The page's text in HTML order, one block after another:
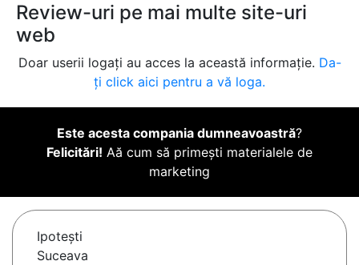
Review-uri pe mai multe site-uri
web
Doar userii logați au acces la această informație. Da-
ți click aici pentru a vă loga.
Este acesta compania dumneavoastră?
Felicitări! Aă cum să primești materialele de
marketing
Ipoteşti
Suceava